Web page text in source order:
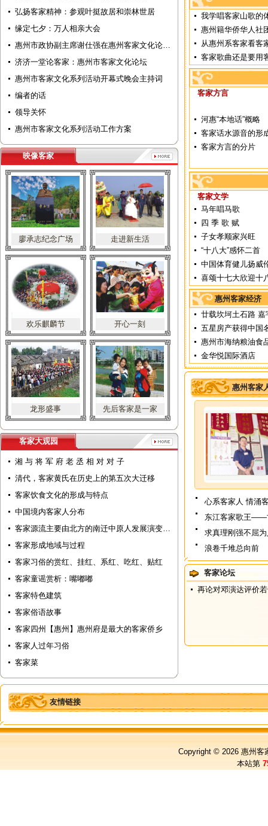
弘扬客家精神：参观叶挺故居和崇林世居
缘定七夕：万人相亲大会
惠州市政协副主席谢仕强在惠州客家文化论…
济济一堂论客家：惠州市客家文化论坛
惠州市客家文化系列活动开幕式晚会主持词
编者的话
领导关怀
惠州市客家文化系列活动工作方案
映像客家
廖承志纪念广场 走进新生活
欢乐麒麟节 开心一刻
龙形盛事 先后客家是一家
客家大观园
湘 与 将 军 府 老 丞 相 对 对 子
清代，客家黄氏在历史上的第五次大迁移
客家饮食文化的形成与特点
中国境内客家人分布
客家源流主要由北方的南迁中原人发展演变…
客家形成地域与过程
客家习俗的赏红、挂红、系红、吃红、贴红
客家童谣赏析：嘴嘟嘟
客家特色建筑
客家俗语故事
客家四州【惠州】惠州府是最大的客家侨乡
客家人过年习俗
客家菜
我学唱客家山歌的
惠州籍华侨华人社
从惠州系客家看客
客家歌曲还是要用
客家方言
河惠“本地话”概略
客家话水源音的形
客家方言的分片
客家文学
马年唱马歌
四 季 歌 赋
子女孝顺家兴旺
“十八大”感怀二首
中国体育健儿扬威
喜颂十七大欣迎十
惠州客家经济
廿载坎坷土石路 嘉
五星房产获得中国
惠州市海纳粮油食
金华悦国际酒店
惠州客家
心系客家人 情涌
东江客家歌王——
求真理刚强不屈
浪卷千堆总向前
客家论坛
再论对邓演达评价
友情链接
Copyright © 2026 惠州客
本站第